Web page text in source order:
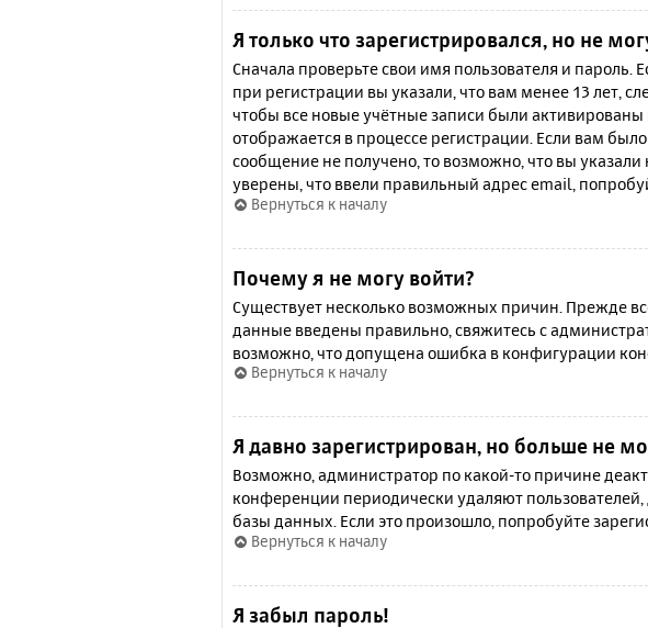
Я только что зарегистрировался, но не
Сначала проверьте свои имя пользователя и
при регистрации вы указали, что вам менее 13 лет,
чтобы все новые учётные записи были
отображается в процессе регистрации. Если вам
сообщение не получено, то возможно, что вы
уверены, что ввели правильный адрес email,
Вернуться к началу
Почему я не могу войти?
Существует несколько возможных причин. Прежде
данные введены правильно, свяжитесь с
возможно, что допущена ошибка в конфигурации
Вернуться к началу
Я давно зарегистрирован, но больше не
Возможно, администратор по какой-то причине
конференции периодически удаляют
базы данных. Если это произошло, попробуйте
Вернуться к началу
Я забыл пароль!